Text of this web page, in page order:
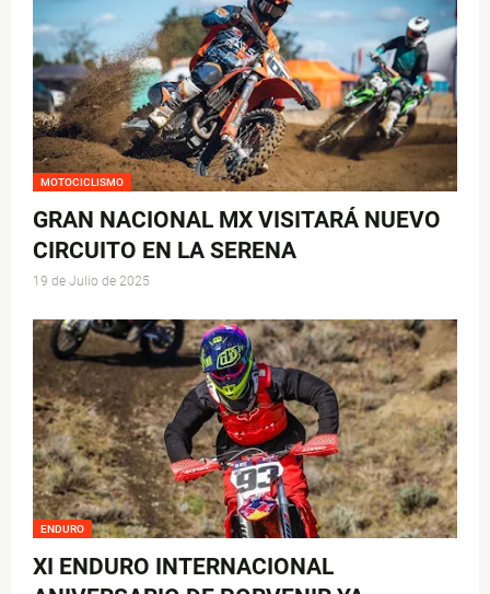
MOTOCICLISMO
GRAN NACIONAL MX VISITARÁ NUEVO
CIRCUITO EN LA SERENA
19 de Julio de 2025
ENDURO
XI ENDURO INTERNACIONAL